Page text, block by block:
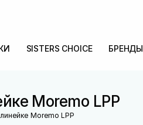
SISTERS CHOICE БРЕНДЫ
Moremo LPP
Moremo LPP